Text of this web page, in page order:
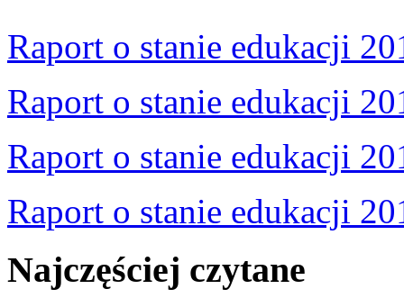
Raport o stanie edukacji
Raport o stanie edukacji
Raport o stanie edukacji
Raport o stanie edukacji
Najczęściej czytane